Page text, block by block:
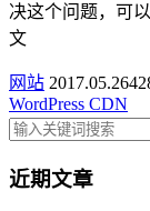
决这个问题，可
文
网站 2017.05.26
WordPress CDN
近期文章